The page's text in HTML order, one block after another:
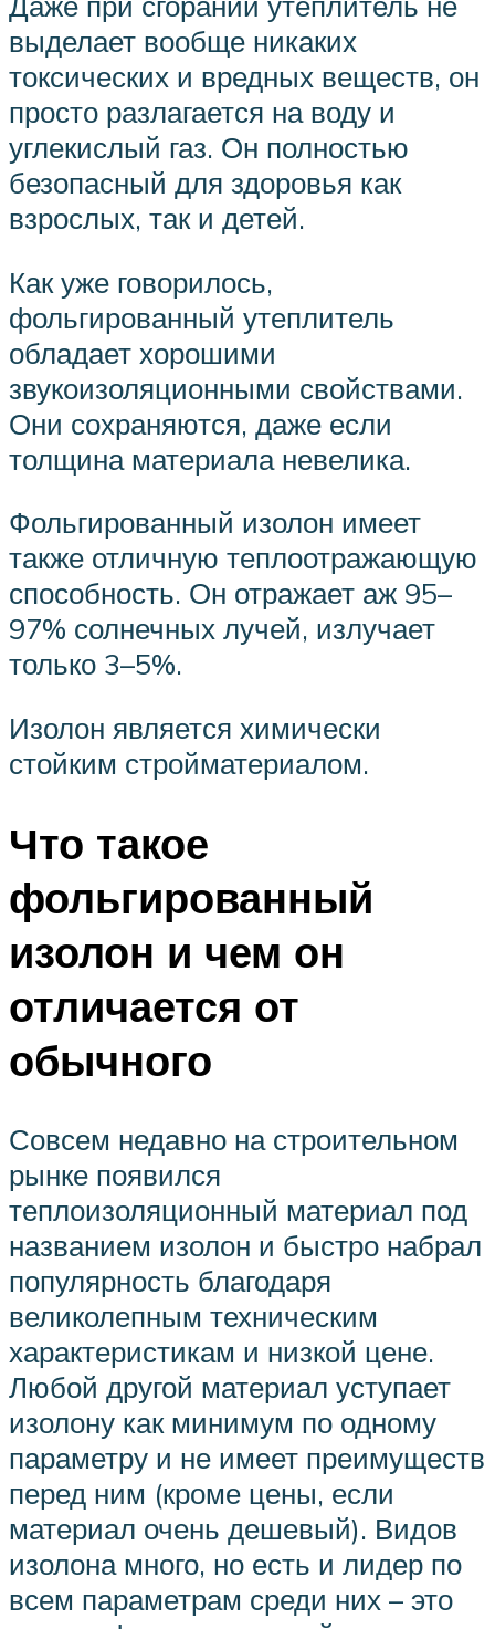
выделает вообще никаких
токсических и вредных веществ, он
просто разлагается на воду и
углекислый газ. Он полностью
безопасный для здоровья как
взрослых, так и детей.
Как уже говорилось,
фольгированный утеплитель
обладает хорошими
звукоизоляционными свойствами.
Они сохраняются, даже если
толщина материала невелика.
Фольгированный изолон имеет
также отличную теплоотражающую
способность. Он отражает аж 95–
97% солнечных лучей, излучает
только 3–5%.
Изолон является химически
стойким стройматериалом.
Что такое
фольгированный
изолон и чем он
отличается от
обычного
Совсем недавно на строительном
рынке появился
теплоизоляционный материал под
названием изолон и быстро набрал
популярность благодаря
великолепным техническим
характеристикам и низкой цене.
Любой другой материал уступает
изолону как минимум по одному
параметру и не имеет преимуществ
перед ним (кроме цены, если
материал очень дешевый). Видов
изолона много, но есть и лидер по
всем параметрам среди них – это